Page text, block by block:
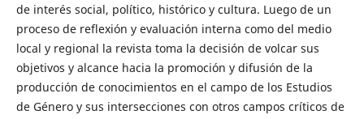
de interés social, político, histórico y cultura. Luego de un
proceso de reflexión y evaluación interna como del medio
local y regional la revista toma la decisión de volcar sus
objetivos y alcance hacia la promoción y difusión de la
producción de conocimientos en el campo de los Estudios
de Género y sus intersecciones con otros campos críticos de